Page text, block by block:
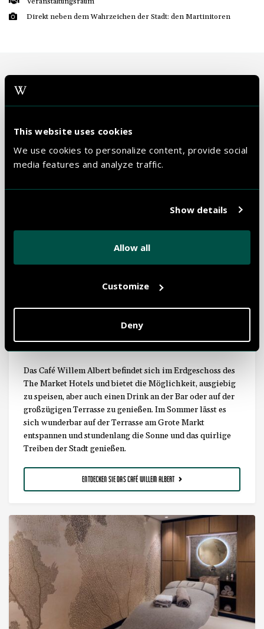
This website uses cookies
We use cookies to personalize content, provide social
media features and analyze traffic.
Show details
Allow all
Customize
Deny
Direkt neben dem Wahrzeichen der Stadt: den Martinitoren
VOR UND NACH DEM SCHLAFEN
CAFÉ WILLEM ALBERT
Das Café Willem Albert befindet sich im Erdgeschoss des
The Market Hotels und bietet die Möglichkeit, ausgiebig
zu speisen, aber auch einen Drink an der Bar oder auf der
großzügigen Terrasse zu genießen. Im Sommer lässt es
sich wunderbar auf der Terrasse am Grote Markt
entspannen und stundenlang die Sonne und das quirlige
Treiben der Stadt genießen.
ENTDECKEN SIE DAS CAFÉ WILLEM ALBERT